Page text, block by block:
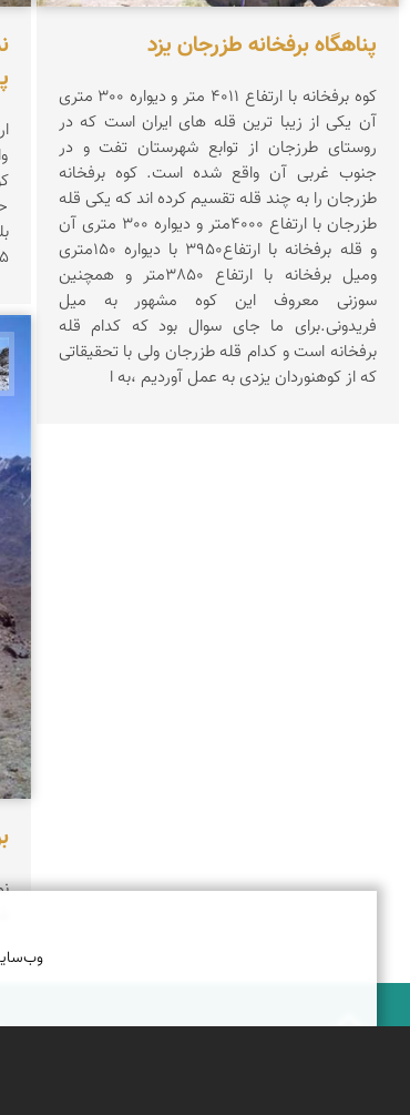
پناهگاه برفخانه طزرجان یزد
کوه برفخانه با ارتفاع 4011 متر و دیواره 300 متری
آن یکی از زیبا ترین قله های ایران است که در
روستای طرزجان از توابع شهرستان تفت و در
جنوب غربی آن واقع شده است. کوه برفخانه
طزرجان را به چند قله تقسیم کرده اند که یکی قله
طزرجان با ارتفاع 4000متر و دیواره 300 متری آن
و قله برفخانه با ارتفاع3950 با دیواره 150متری
ومیل برفخانه با ارتفاع 3850متر و همچنین
سوزنی معروف این کوه مشهور به میل
فریدونی.برای ما جای سوال بود که کدام قله
برفخانه است و کدام قله طزرجان ولی با تحقیقاتی
که از کوهنوردان یزدی به عمل آوردیم ،به ا